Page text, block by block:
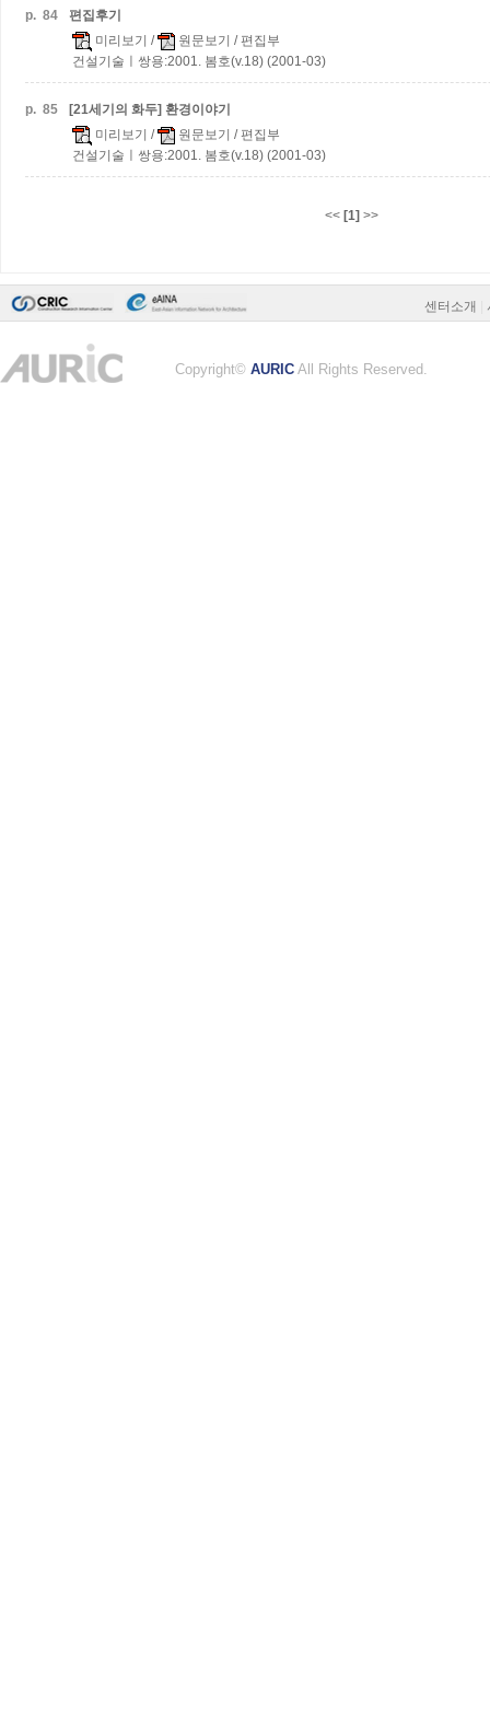
p. 84
편집후기
미리보기 / 원문보기 / 편집부
건설기술ㅣ쌍용:2001. 봄호(v.18) (2001-03)
p. 85
[21세기의 화두] 환경이야기
미리보기 / 원문보기 / 편집부
건설기술ㅣ쌍용:2001. 봄호(v.18) (2001-03)
<< [1] >>
센터소개
Copyright© AURIC All Rights Reserved.